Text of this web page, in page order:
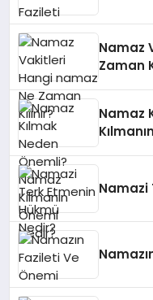
Namaz
Zaman
Namaz
Namazi